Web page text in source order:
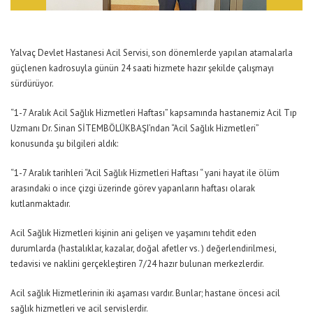
Yalvaç Devlet Hastanesi Acil Servisi, son dönemlerde yapılan atamalarla
güçlenen kadrosuyla günün 24 saati hizmete hazır şekilde çalışmayı
sürdürüyor.
“1-7 Aralık Acil Sağlık Hizmetleri Haftası” kapsamında hastanemiz Acil Tıp
Uzmanı Dr. Sinan SİTEMBÖLÜKBAŞI’ndan “Acil Sağlık Hizmetleri”
konusunda şu bilgileri aldık:
“1-7 Aralık tarihleri “Acil Sağlık Hizmetleri Haftası “ yani hayat ile ölüm
arasındaki o ince çizgi üzerinde görev yapanların haftası olarak
kutlanmaktadır.
Acil Sağlık Hizmetleri kişinin ani gelişen ve yaşamını tehdit eden
durumlarda (hastalıklar, kazalar, doğal afetler vs. ) değerlendirilmesi,
tedavisi ve naklini gerçekleştiren 7/24 hazır bulunan merkezlerdir.
Acil sağlık Hizmetlerinin iki aşaması vardır. Bunlar; hastane öncesi acil
sağlık hizmetleri ve acil servislerdir.